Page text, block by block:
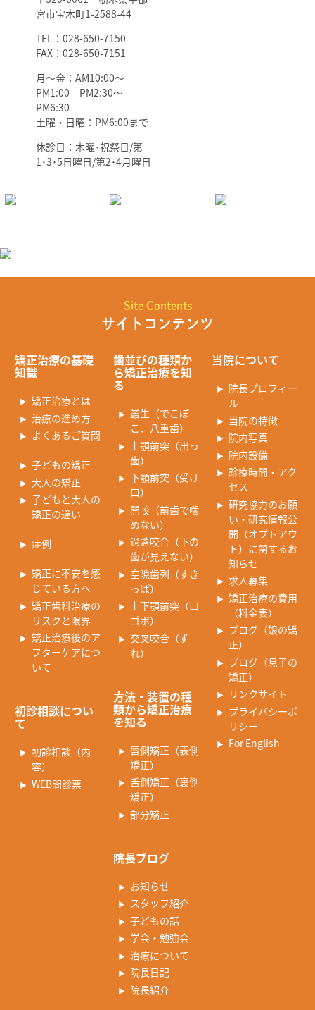
宮市宝木町1-2588-44
TEL：028-650-7150
FAX：028-650-7151
月～金：AM10:00～
PM1:00 PM2:30～
PM6:30
土曜・日曜：PM6:00まで
休診日：木曜･祝祭日/第
1･3･5日曜日/第2･4月曜日
Site Contents
サイトコンテンツ
矯正治療の基礎
知識
矯正治療とは
治療の進め方
よくあるご質問
子どもの矯正
大人の矯正
子どもと大人の
矯正の違い
症例
矯正に不安を感
じている方へ
矯正歯科治療の
リスクと限界
矯正治療後のア
フターケアにつ
いて
初診相談につい
て
初診相談（内
容）
WEB問診票
歯並びの種類か
ら矯正治療を知
る
叢生（でこぼ
こ、八重歯）
上顎前突（出っ
歯）
下顎前突（受け
口）
開咬（前歯で噛
めない）
過蓋咬合（下の
歯が見えない）
空隙歯列（すき
っぱ）
上下顎前突（口
ゴボ）
交叉咬合（ず
れ）
方法・装置の種
類から矯正治療
を知る
唇側矯正（表側
矯正）
舌側矯正（裏側
矯正）
部分矯正
院長ブログ
お知らせ
スタッフ紹介
子どもの話
学会・勉強会
治療について
院長日記
院長紹介
当院について
院長プロフィー
ル
当院の特徴
院内写真
院内設備
診療時間・アク
セス
研究協力のお願
い・研究情報公
開（オプトアウ
ト）に関するお
知らせ
求人募集
矯正治療の費用
（料金表）
ブログ（娘の矯
正）
ブログ（息子の
矯正）
リンクサイト
プライバシーポ
リシー
For English